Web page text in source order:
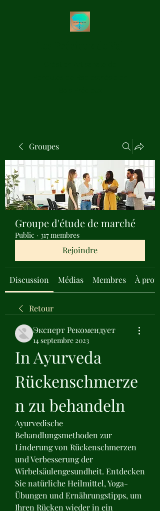
Groupes
Groupe d'étude de marché
Public · 317 membres
Rejoindre
Discussion Médias Membres À
Retour
Эксперт Рекомендует
14 septembre 2023
In Ayurveda
Rückenschmerze
n zu behandeln
Ayurvedische
Behandlungsmethoden zur
Linderung von Rückenschmerzen
und Verbesserung der
Wirbelsäulengesundheit. Entdecken
Sie natürliche Heilmittel, Yoga-
Übungen und Ernährungstipps, um
Ihren Rücken wieder in ein